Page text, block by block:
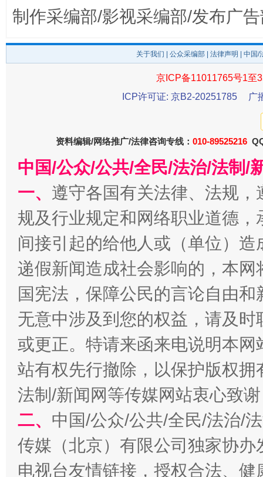
从幼儿园到大学，有这些资助 “
事关残疾人未来5年
规模最大的光氢储一体化项目 走
制作采编部/影视采编部/发布广
关于我们 公众采编部 法律声明 | 中国
京ICP备11011765号1至
ICP许可证: 京B2-20251785
广
资料编辑/网络推广/法律咨询专线： 010-89525216
中国/公众/公共/全民/法治/法制/
一、 遵守各国有关法律、法规
规及行业规定和网络职业道德
间接引起的给他人或（单位）
递假新闻造成社会影响的，本
国宪法，保障公民的言论自由
无意中涉及到您的权益，请及
或更正。特请来函来电说明本
站有权先行撤除，以保护版权
法制/新闻网等传媒网站衷心致
二、 中国/公众/公共/全民/法治/
传媒（北京）有限公司独家协
电视台友情链接，授权合法、